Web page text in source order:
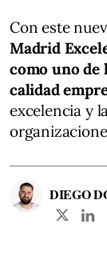
Con este
Madrid
como uno
calidad
excelencia y
DIEGO